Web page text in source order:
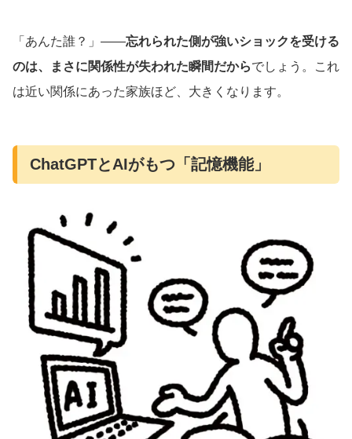
「あんた誰？」――忘れられた側が強いショックを受ける
のは、まさに関係性が失われた瞬間だからでしょう。これ
は近い関係にあった家族ほど、大きくなります。
ChatGPTとAIがもつ「記憶機能」